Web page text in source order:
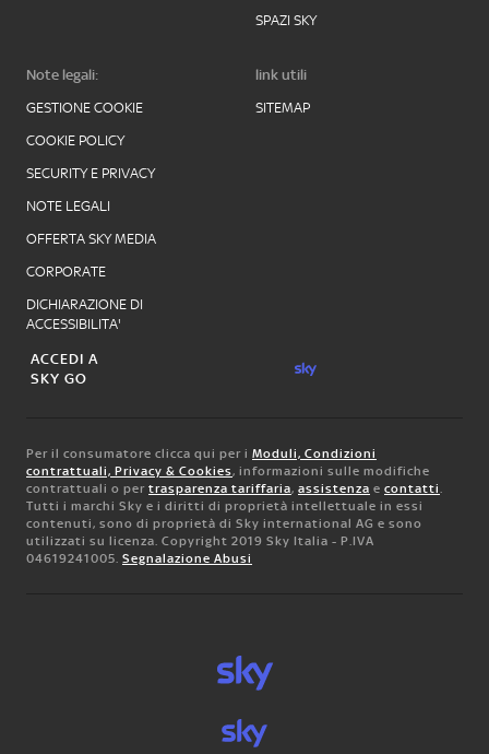
SPAZI SKY
Note legali:
GESTIONE COOKIE
COOKIE POLICY
SECURITY E PRIVACY
NOTE LEGALI
OFFERTA SKY MEDIA
CORPORATE
DICHIARAZIONE DI
ACCESSIBILITA'
link utili
SITEMAP
ACCEDI A
SKY GO
Per il consumatore clicca qui per i Moduli, Condizioni
contrattuali, Privacy & Cookies, informazioni sulle modifiche
contrattuali o per trasparenza tariffaria, assistenza e contatti.
Tutti i marchi Sky e i diritti di proprietà intellettuale in essi
contenuti, sono di proprietà di Sky international AG e sono
utilizzati su licenza. Copyright 2019 Sky Italia - P.IVA
04619241005. Segnalazione Abusi